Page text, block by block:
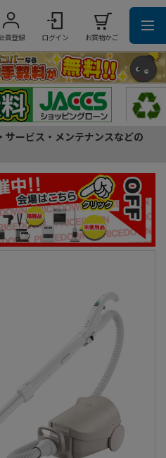
員登録 ログイン お買物かご
サービス・メンテナンスなどの